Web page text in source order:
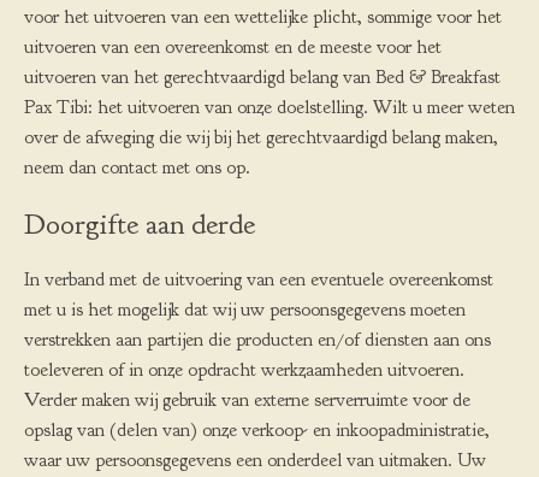
voor het uitvoeren van een wettelijke plicht, sommige voor het
uitvoeren van een overeenkomst en de meeste voor het
uitvoeren van het gerechtvaardigd belang van Bed & Breakfast
Pax Tibi: het uitvoeren van onze doelstelling. Wilt u meer weten
over de afweging die wij bij het gerechtvaardigd belang maken,
neem dan contact met ons op.
Doorgifte aan derde
In verband met de uitvoering van een eventuele overeenkomst
met u is het mogelijk dat wij uw persoonsgegevens moeten
verstrekken aan partijen die producten en/of diensten aan ons
toeleveren of in onze opdracht werkzaamheden uitvoeren.
Verder maken wij gebruik van externe serverruimte voor de
opslag van (delen van) onze verkoop- en inkoopadministratie,
waar uw persoonsgegevens een onderdeel van uitmaken. Uw